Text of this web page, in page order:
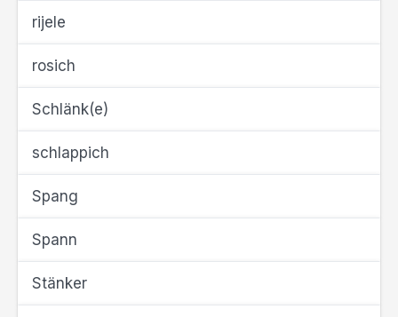
rijele
rosich
Schlänk(e)
schlappich
Spang
Spann
Stänker